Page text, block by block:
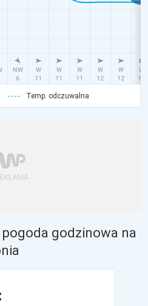
Temp. odczuwalna
godzinowa na